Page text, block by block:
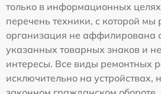
только в информационных
перечень техники, с которой
организация не аффилирована
указанных товарных знаков и
интересы. Все виды ремонтных
исключительно на устройствах,